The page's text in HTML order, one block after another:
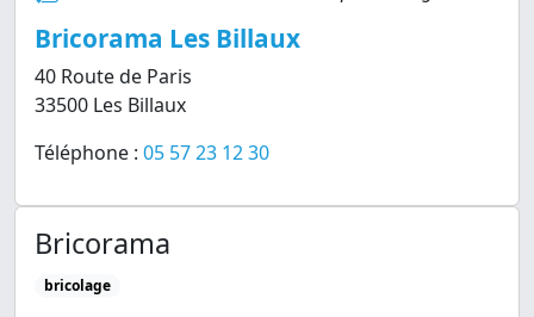
Bricorama Les Billaux
40 Route de Paris
33500 Les Billaux
Téléphone : 05 57 23 12 30
Bricorama
bricolage